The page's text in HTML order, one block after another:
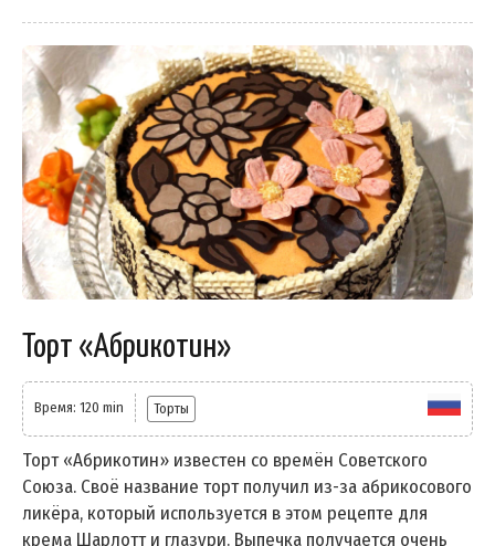
Торт «Абрикотин»
Время: 120 min Торты
Торт «Абрикотин» известен со времён Советского
Союза. Своё название торт получил из-за абрикосового
ликёра, который используется в этом рецепте для
крема Шарлотт и глазури. Выпечка получается очень